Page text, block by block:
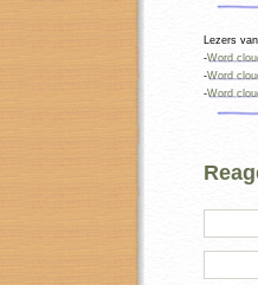
Lezers
-Word
-Word
-Word